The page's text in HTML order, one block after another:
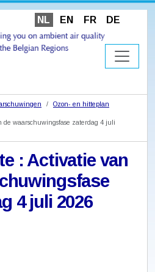
NL EN FR DE
Ozon- en hitteplan
de waarschuwingsfase zaterdag 4 juli
: Activatie van
4 juli 2026